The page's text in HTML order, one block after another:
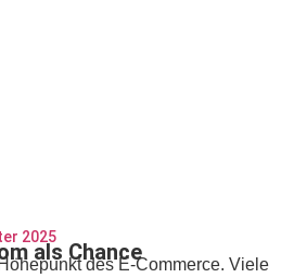
2025
als Chancedes E-Commerce. Viele